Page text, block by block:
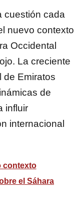
cuestión cada
nuevo contexto
Occidental
La creciente
de Emiratos
de
influir
internacional
contexto
el Sáhara